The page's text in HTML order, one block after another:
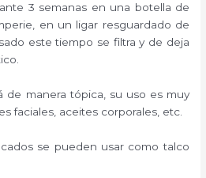
3 semanas en una botella de
en un ligar resguardado de
este tiempo se filtra y de deja
de manera tópica, su uso es muy
faciales, aceites corporales, etc.
se pueden usar como talco